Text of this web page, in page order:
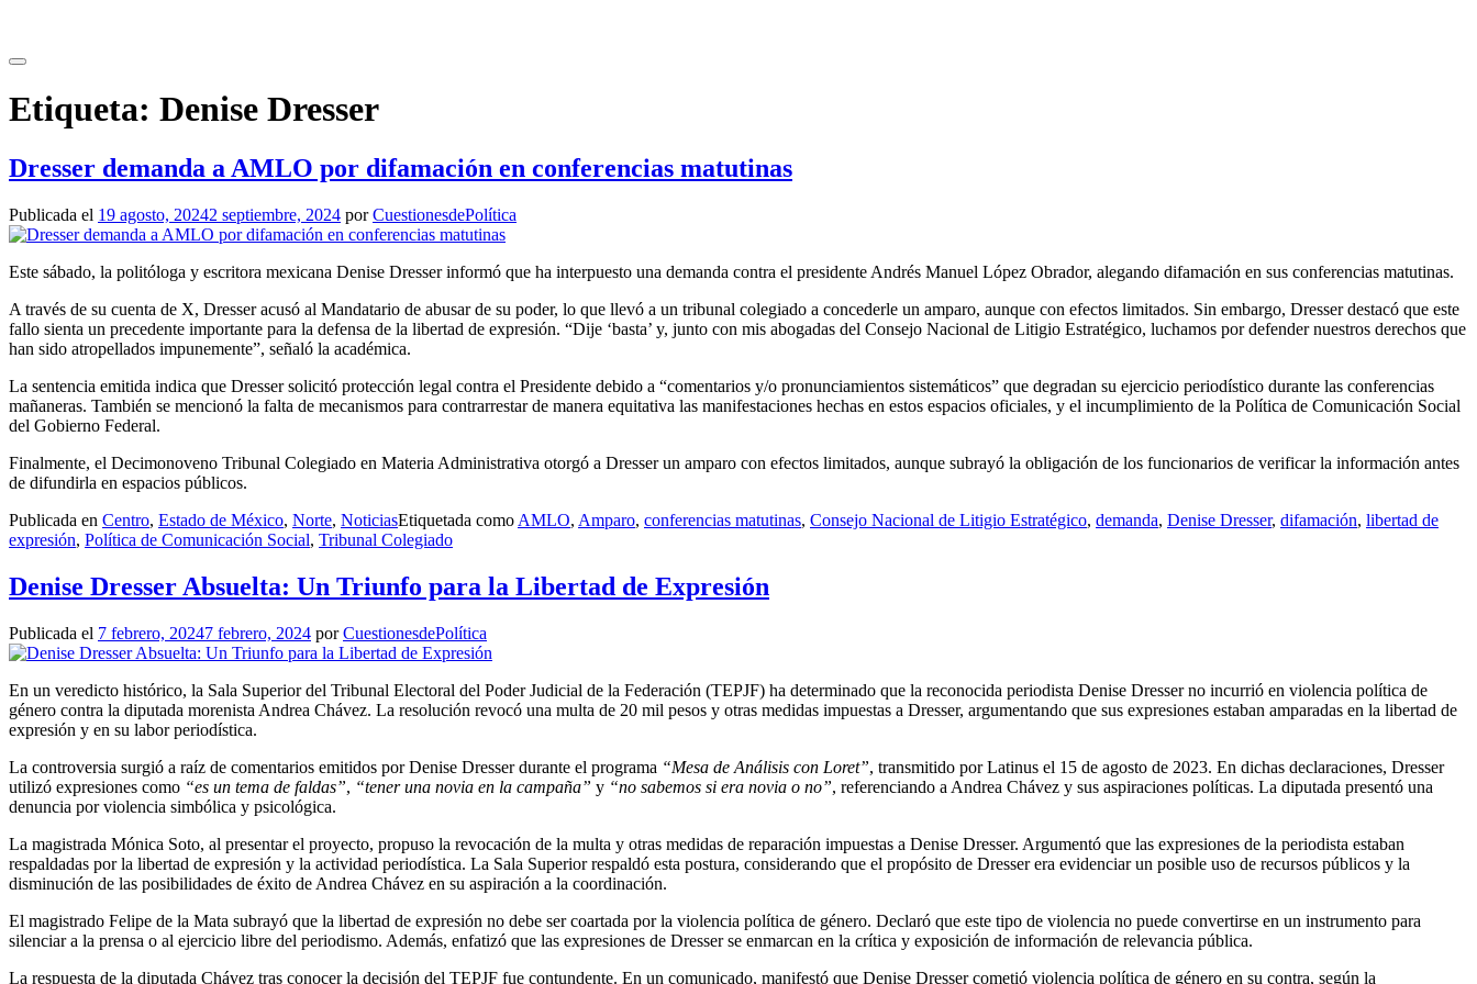
contenido
Etiqueta: Denise Dresser
Dresser demanda a AMLO por difamación en conferencias matutinas
Publicada el 19 agosto, 20242 septiembre, 2024 porCuestionesdePolítica
Este sábado, la politóloga y escritora mexicana Denise Dresser informó que ha interpuesto una demanda contra el presidente Andrés Manuel López Obrador, alegando difamación en sus conferencias matutinas.
A través de su cuenta de X, Dresser acusó al Mandatario de abusar de su poder, lo que llevó a un tribunal colegiado a concederle un amparo, aunque con efectos limitados. Sin embargo, Dresser destacó que este
fallo sienta un precedente importante para la defensa de la libertad de expresión. “Dije ‘basta’ y, junto con mis abogadas del Consejo Nacional de Litigio Estratégico, luchamos por defender nuestros derechos que
han sido atropellados impunemente”, señaló la académica.
La sentencia emitida indica que Dresser solicitó protección legal contra el Presidente debido a “comentarios y/o pronunciamientos sistemáticos” que degradan su ejercicio periodístico durante las conferencias
mañaneras. También se mencionó la falta de mecanismos para contrarrestar de manera equitativa las manifestaciones hechas en estos espacios oficiales, y el incumplimiento de la Política de Comunicación Social
del Gobierno Federal.
Finalmente, el Decimonoveno Tribunal Colegiado en Materia Administrativa otorgó a Dresser un amparo con efectos limitados, aunque subrayó la obligación de los funcionarios de verificar la información antes
de difundirla en espacios públicos.
Publicada en Centro, Estado de México, Norte, NoticiasEtiquetada como AMLO, Amparo, conferencias matutinas, Consejo Nacional de Litigio Estratégico, demanda, Denise Dresser, difamación, libertad de
expresión, Política de Comunicación Social, Tribunal Colegiado
Denise Dresser Absuelta: Un Triunfo para la Libertad de Expresión
Publicada el 7 febrero, 20247 febrero, 2024 porCuestionesdePolítica
En un veredicto histórico, la Sala Superior del Tribunal Electoral del Poder Judicial de la Federación (TEPJF) ha determinado que la reconocida periodista Denise Dresser no incurrió en violencia política de
género contra la diputada morenista Andrea Chávez. La resolución revocó una multa de 20 mil pesos y otras medidas impuestas a Dresser, argumentando que sus expresiones estaban amparadas en la libertad de
expresión y en su labor periodística.
La controversia surgió a raíz de comentarios emitidos por Denise Dresser durante el programa “Mesa de Análisis con Loret”, transmitido por Latinus el 15 de agosto de 2023. En dichas declaraciones, Dresser
utilizó expresiones como “es un tema de faldas”, “tener una novia en la campaña” y “no sabemos si era novia o no”, referenciando a Andrea Chávez y sus aspiraciones políticas. La diputada presentó una
denuncia por violencia simbólica y psicológica.
La magistrada Mónica Soto, al presentar el proyecto, propuso la revocación de la multa y otras medidas de reparación impuestas a Denise Dresser. Argumentó que las expresiones de la periodista estaban
respaldadas por la libertad de expresión y la actividad periodística. La Sala Superior respaldó esta postura, considerando que el propósito de Dresser era evidenciar un posible uso de recursos públicos y la
disminución de las posibilidades de éxito de Andrea Chávez en su aspiración a la coordinación.
El magistrado Felipe de la Mata subrayó que la libertad de expresión no debe ser coartada por la violencia política de género. Declaró que este tipo de violencia no puede convertirse en un instrumento para
silenciar a la prensa o al ejercicio libre del periodismo. Además, enfatizó que las expresiones de Dresser se enmarcan en la crítica y exposición de información de relevancia pública.
La respuesta de la diputada Chávez tras conocer la decisión del TEPJF fue contundente. En un comunicado, manifestó que Denise Dresser cometió violencia política de género en su contra, según la